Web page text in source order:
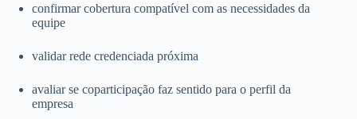
confirmar cobertura compatível com as necessidades da
equipe
validar rede credenciada próxima
avaliar se coparticipação faz sentido para o perfil da
empresa